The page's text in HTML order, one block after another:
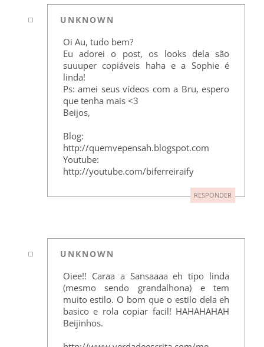
UNKNOWN
Oi Au, tudo bem?
Eu adorei o post, os looks dela são
suuuper copiáveis haha e a Sophie é
linda!
Ps: amei seus vídeos com a Bru, espero
que tenha mais <3
Beijos,
Blog:
http://quemvepensah.blogspot.com
Youtube:
http://youtube.com/biferreiraify
RESPONDER
UNKNOWN
Oiee!! Caraa a Sansaaaa eh tipo linda
(mesmo sendo grandalhona) e tem
muito estilo. O bom que o estilo dela eh
basico e rola copiar facil! HAHAHAHAH
Beijinhos.